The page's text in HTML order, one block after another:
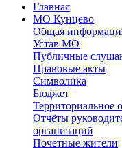
Главная
МО Кунцево
Общая
Устав МО
Публичные
Правовые акты
Символика
Бюджет
Территориальное
Отчёты
организаций
Почетные жители